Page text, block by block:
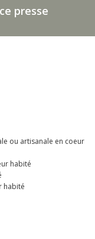
presse
ou artisanale en coeur
habité
habité